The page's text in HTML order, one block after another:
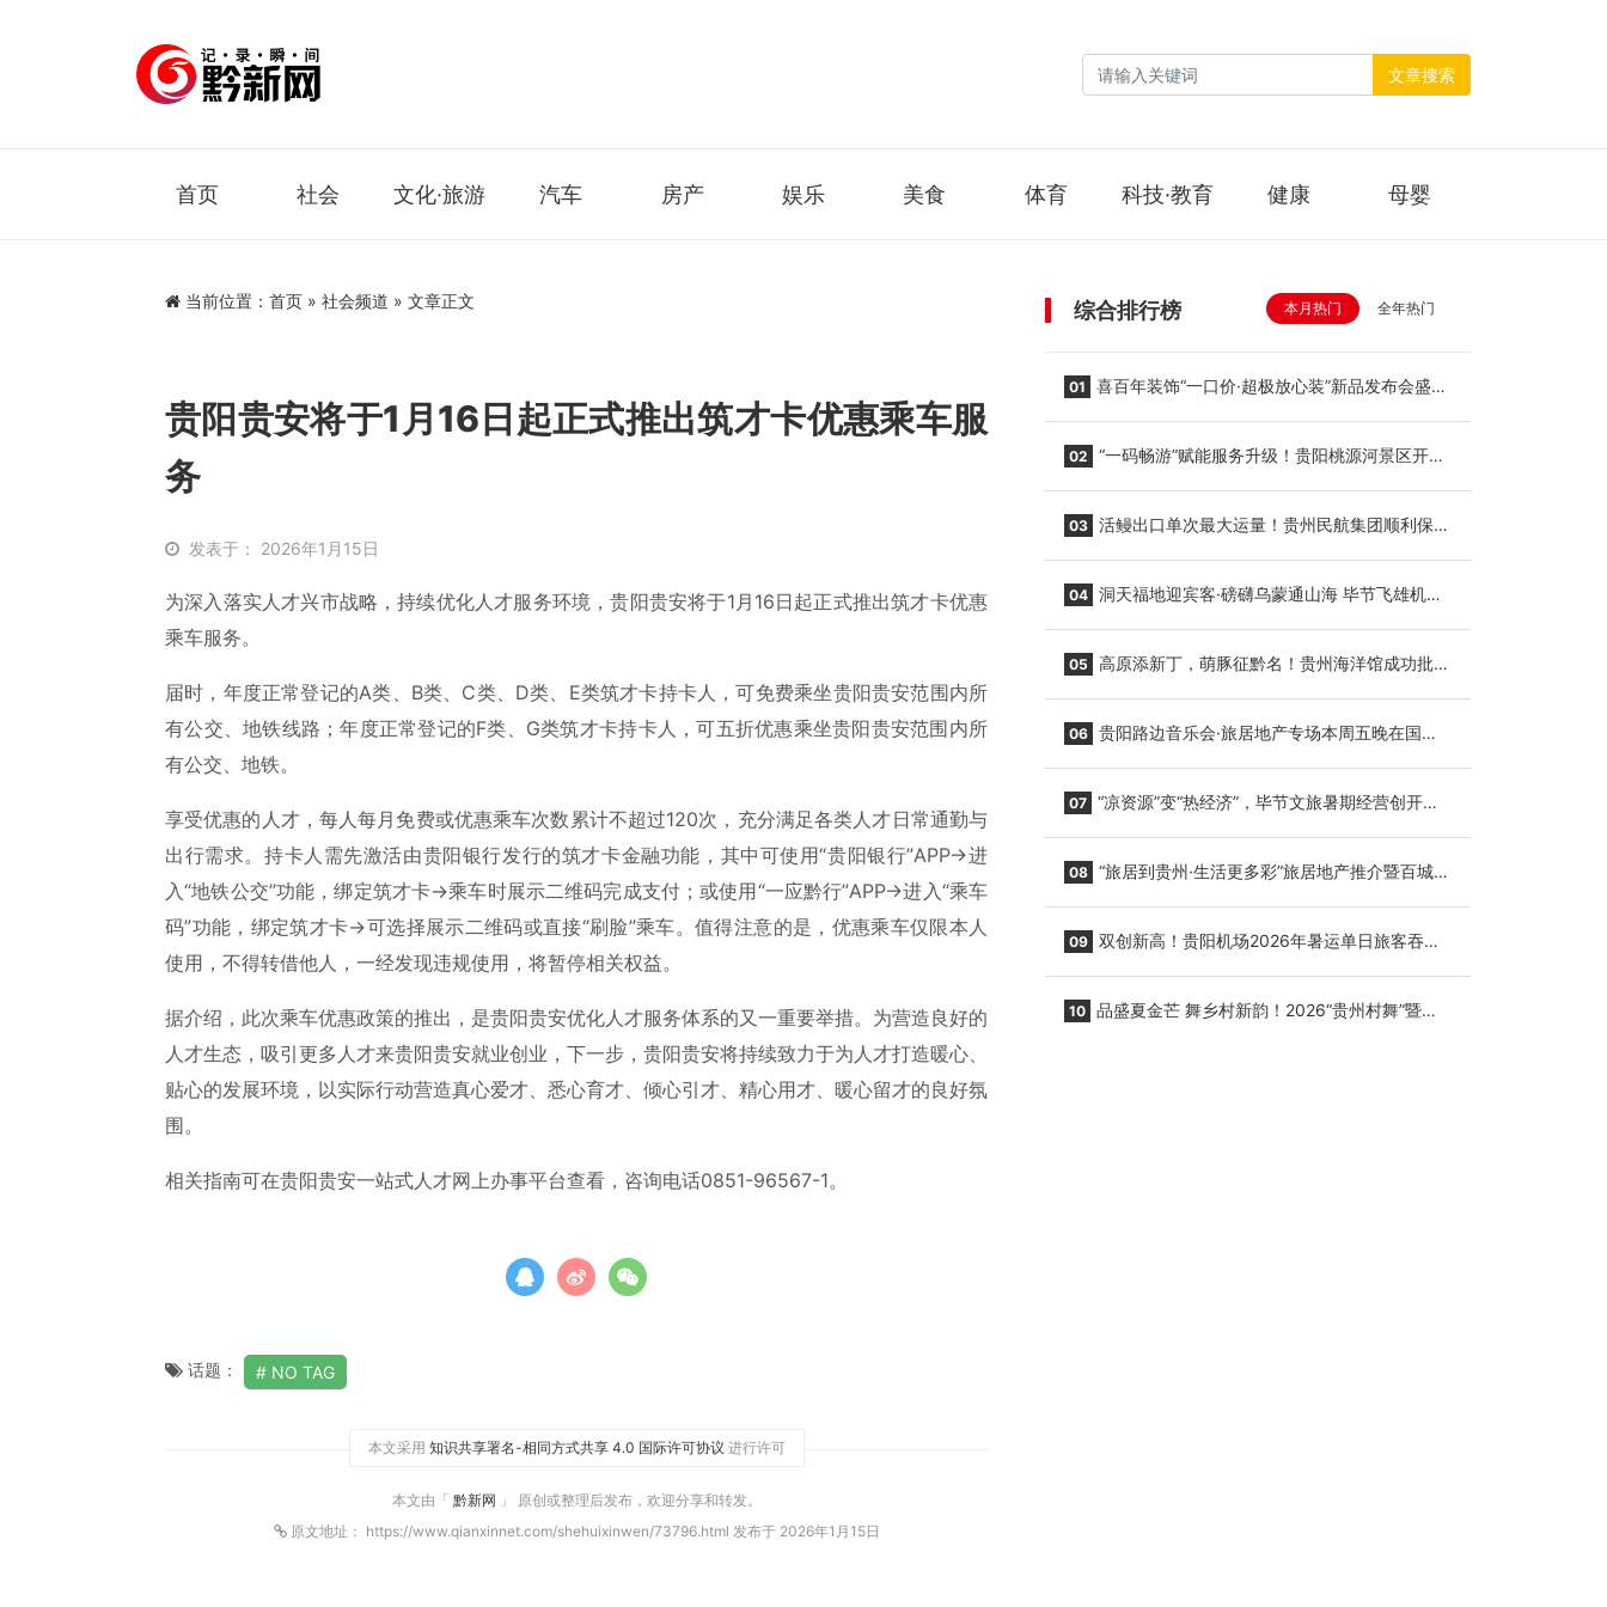
文章搜索
首页 社会 文化·旅游 汽车 房产 娱乐 美食 体育 科技·教育 健康 母婴
当前位置： 首页 » 社会频道 » 文章正文
贵阳贵安将于1月16日起正式推出筑才卡优惠乘车服
务
发表于： 2026年1月15日
为深入落实人才兴市战略，持续优化人才服务环境，贵阳贵安将于1月16日起正式推出筑才卡优惠
乘车服务。
届时，年度正常登记的A类、B类、C类、D类、E类筑才卡持卡人，可免费乘坐贵阳贵安范围内所
有公交、地铁线路；年度正常登记的F类、G类筑才卡持卡人，可五折优惠乘坐贵阳贵安范围内所
有公交、地铁。
享受优惠的人才，每人每月免费或优惠乘车次数累计不超过120次，充分满足各类人才日常通勤与
出行需求。持卡人需先激活由贵阳银行发行的筑才卡金融功能，其中可使用“贵阳银行”APP→进
入“地铁公交”功能，绑定筑才卡→乘车时展示二维码完成支付；或使用“一应黔行”APP→进入“乘车
码”功能，绑定筑才卡→可选择展示二维码或直接“刷脸”乘车。值得注意的是，优惠乘车仅限本人
使用，不得转借他人，一经发现违规使用，将暂停相关权益。
据介绍，此次乘车优惠政策的推出，是贵阳贵安优化人才服务体系的又一重要举措。为营造良好的
人才生态，吸引更多人才来贵阳贵安就业创业，下一步，贵阳贵安将持续致力于为人才打造暖心、
贴心的发展环境，以实际行动营造真心爱才、悉心育才、倾心引才、精心用才、暖心留才的良好氛
围。
相关指南可在贵阳贵安一站式人才网上办事平台查看，咨询电话0851-96567-1。
话题： NO TAG
本文采用 知识共享署名-相同方式共享 4.0 国际许可协议 进行许可
本文由「 黔新网 」 原创或整理后发布，欢迎分享和转发。
原文地址： https://www.qianxinnet.com/shehuixinwen/73796.html 发布于 2026年1月15日
综合排行榜 本月热门 全年热门
01 喜百年装饰“一口价·超极放心装”新品发布会盛大
02 “一码畅游”赋能服务升级！贵阳桃源河景区开
03 活鳗出口单次最大运量！贵州民航集团顺利保障
04 洞天福地迎宾客·磅礴乌蒙通山海 毕节飞雄机场
05 高原添新丁，萌豚征黔名！贵州海洋馆成功批量
06 贵阳路边音乐会·旅居地产专场本周五晚在国际
07 “凉资源”变“热经济”，毕节文旅暑期经营创开门
08 “旅居到贵州·生活更多彩”旅居地产推介暨百城千
09 双创新高！贵阳机场2026年暑运单日旅客吞吐
10 品盛夏金芒 舞乡村新韵！2026“贵州村舞”暨望